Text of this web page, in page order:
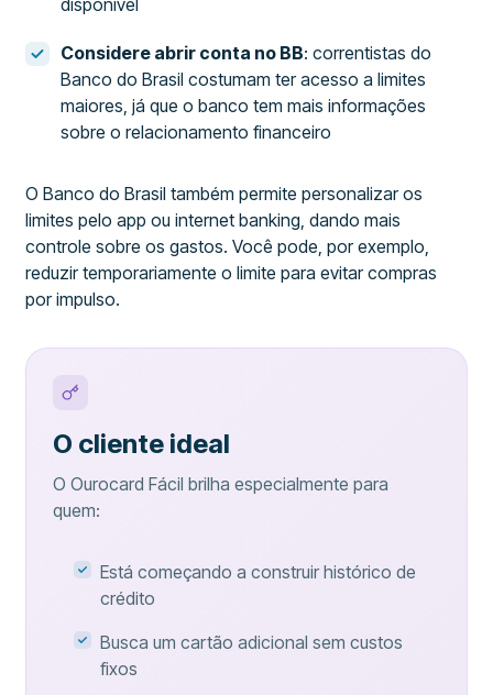
disponível
Considere abrir conta no BB: correntistas do
Banco do Brasil costumam ter acesso a limites
maiores, já que o banco tem mais informações
sobre o relacionamento financeiro
O Banco do Brasil também permite personalizar os
limites pelo app ou internet banking, dando mais
controle sobre os gastos. Você pode, por exemplo,
reduzir temporariamente o limite para evitar compras
por impulso.
O cliente ideal
O Ourocard Fácil brilha especialmente para
quem:
Está começando a construir histórico de
crédito
Busca um cartão adicional sem custos
fixos